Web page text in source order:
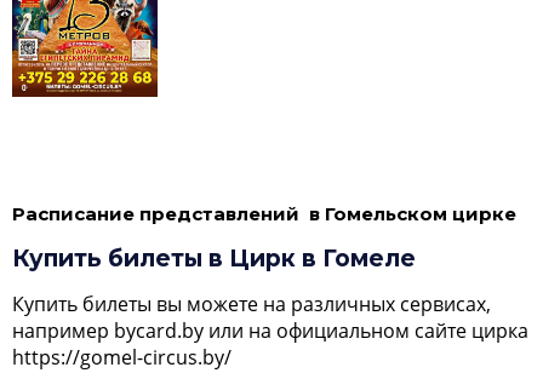
Расписание представлений в Гомельском цирке
Купить билеты в Цирк в Гомеле
Купить билеты вы можете на различных сервисах,
например bycard.by или на официальном сайте цирка
https://gomel-circus.by/